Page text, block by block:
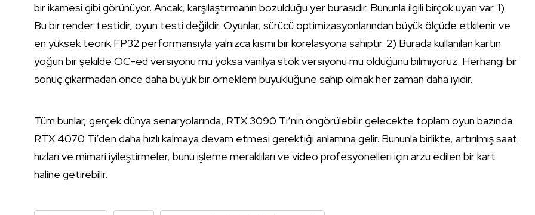
bir ikamesi gibi görünüyor. Ancak, karşılaştırmanın bozulduğu yer burasıdır. Bununla ilgili birçok uyarı var. 1)
Bu bir render testidir, oyun testi değildir. Oyunlar, sürücü optimizasyonlarından büyük ölçüde etkilenir ve
en yüksek teorik FP32 performansıyla yalnızca kısmi bir korelasyona sahiptir. 2) Burada kullanılan kartın
yoğun bir şekilde OC-ed versiyonu mu yoksa vanilya stok versiyonu mu olduğunu bilmiyoruz. Herhangi bir
sonuç çıkarmadan önce daha büyük bir örneklem büyüklüğüne sahip olmak her zaman daha iyidir.
Tüm bunlar, gerçek dünya senaryolarında, RTX 3090 Ti’nin öngörülebilir gelecekte toplam oyun bazında
RTX 4070 Ti’den daha hızlı kalmaya devam etmesi gerektiği anlamına gelir. Bununla birlikte, artırılmış saat
hızları ve mimari iyileştirmeler, bunu işleme meraklıları ve video profesyonelleri için arzu edilen bir kart
haline getirebilir.